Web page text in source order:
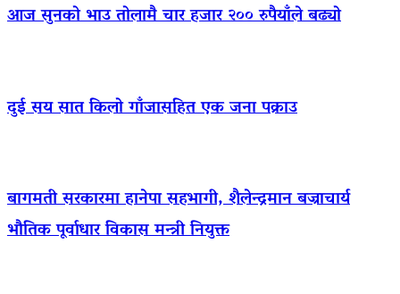
आज सुनको भाउ तोलामै चार हजार २०० रुपैयाँले बढ्यो
दुई सय सात किलो गाँजासहित एक जना पक्राउ
बागमती सरकारमा हानेपा सहभागी, शैलेन्द्रमान बज्राचार्य
भौतिक पूर्वाधार विकास मन्त्री नियुक्त